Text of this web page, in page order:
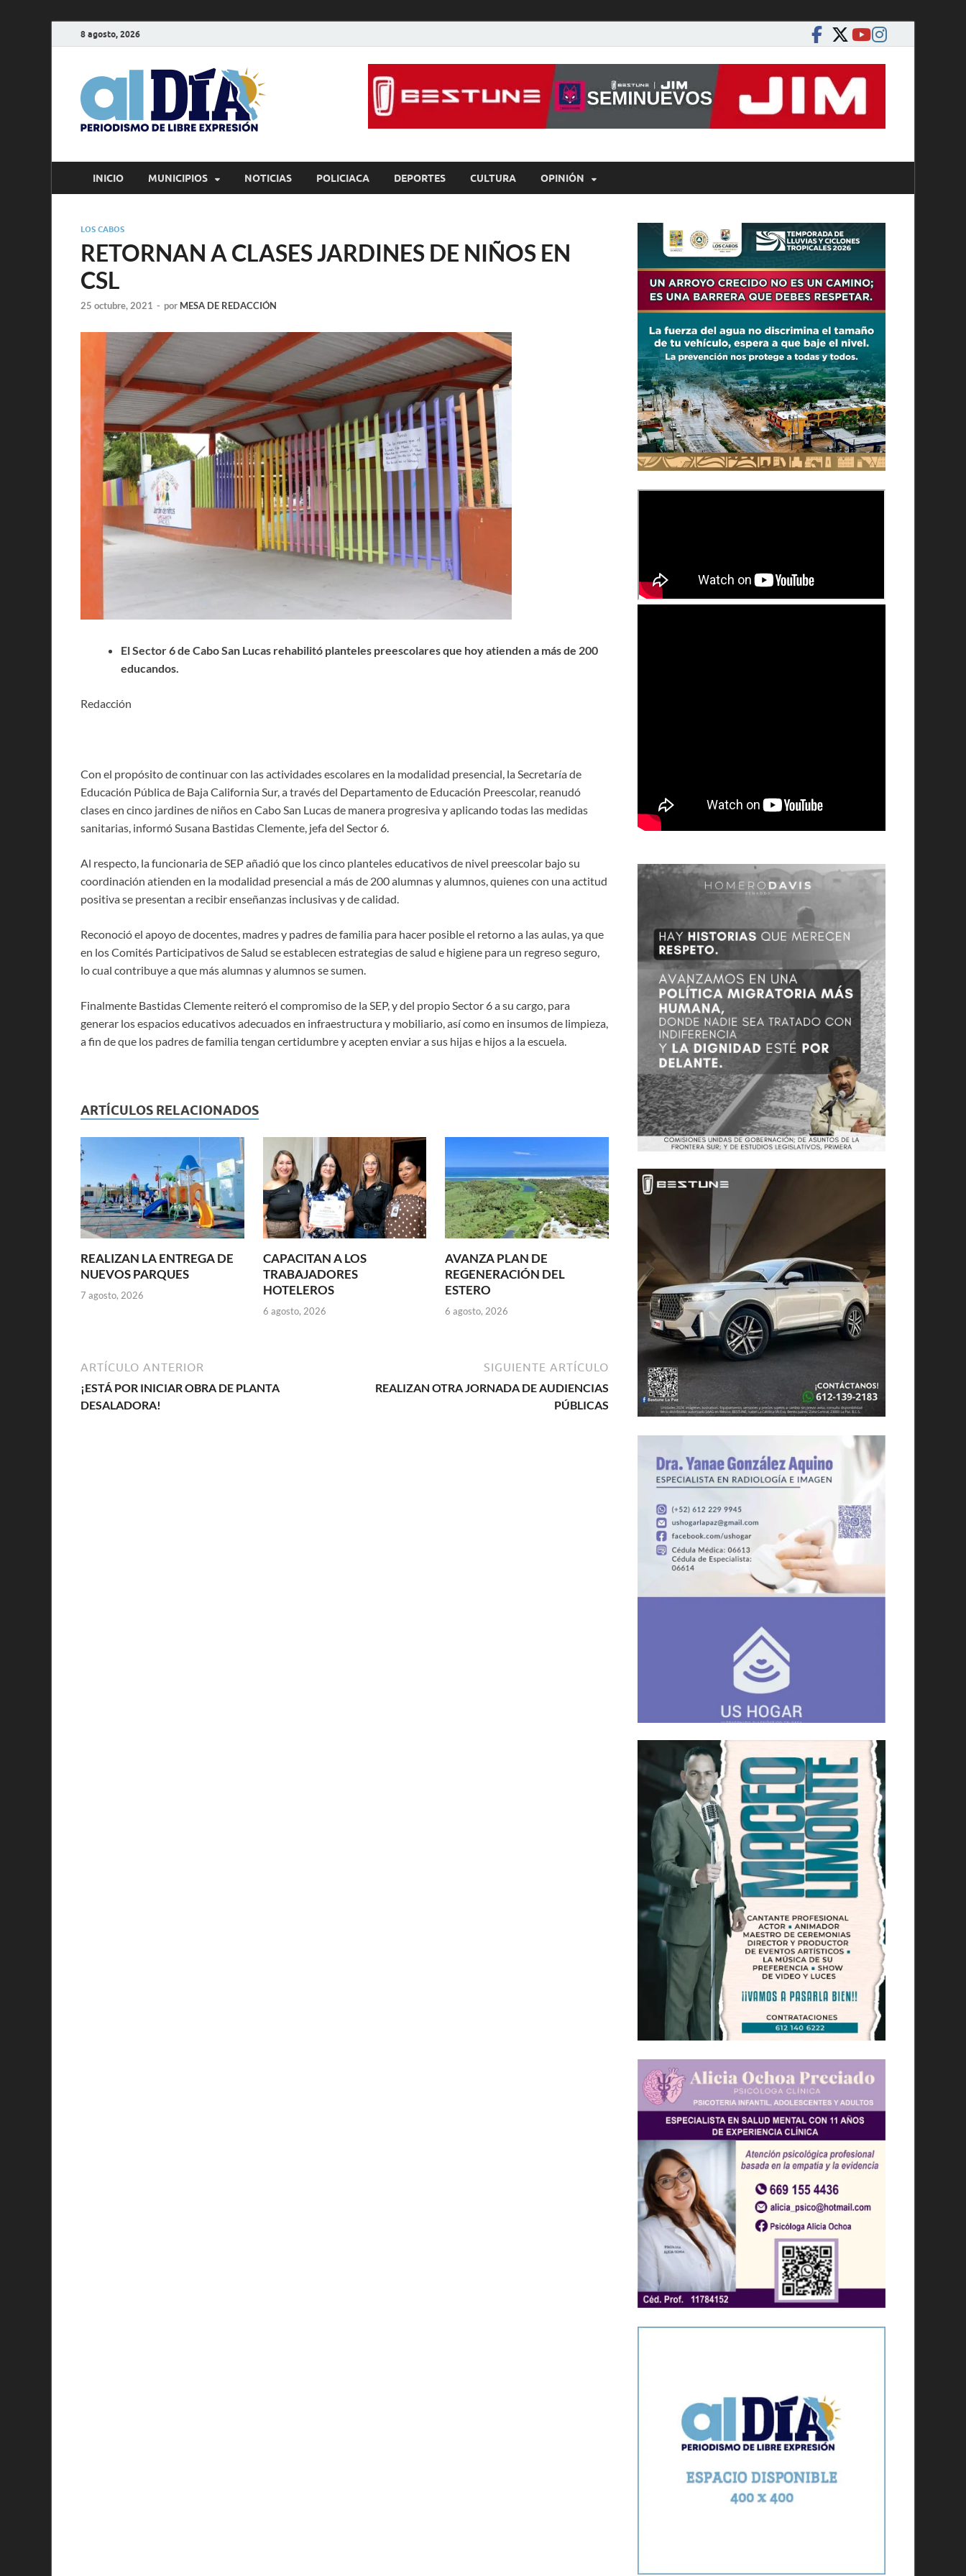
8 agosto, 2026
alDíaBCS
Periodismo de libre expresión
INICIO MUNICIPIOS NOTICIAS POLICIACA DEPORTES CULTURA OPINIÓN
LOS CABOS
RETORNAN A CLASES JARDINES DE NIÑOS EN
CSL
25 octubre, 2021 - por MESA DE REDACCIÓN
El Sector 6 de Cabo San Lucas rehabilitó planteles preescolares que hoy atienden a más de 200
educandos.
Redacción
Con el propósito de continuar con las actividades escolares en la modalidad presencial, la Secretaría de
Educación Pública de Baja California Sur, a través del Departamento de Educación Preescolar, reanudó
clases en cinco jardines de niños en Cabo San Lucas de manera progresiva y aplicando todas las medidas
sanitarias, informó Susana Bastidas Clemente, jefa del Sector 6.
Al respecto, la funcionaria de SEP añadió que los cinco planteles educativos de nivel preescolar bajo su
coordinación atienden en la modalidad presencial a más de 200 alumnas y alumnos, quienes con una actitud
positiva se presentan a recibir enseñanzas inclusivas y de calidad.
Reconoció el apoyo de docentes, madres y padres de familia para hacer posible el retorno a las aulas, ya que
en los Comités Participativos de Salud se establecen estrategias de salud e higiene para un regreso seguro,
lo cual contribuye a que más alumnas y alumnos se sumen.
Finalmente Bastidas Clemente reiteró el compromiso de la SEP, y del propio Sector 6 a su cargo, para
generar los espacios educativos adecuados en infraestructura y mobiliario, así como en insumos de limpieza,
a fin de que los padres de familia tengan certidumbre y acepten enviar a sus hijas e hijos a la escuela.
ARTÍCULOS RELACIONADOS
REALIZAN LA ENTREGA DE
NUEVOS PARQUES
7 agosto, 2026
CAPACITAN A LOS
TRABAJADORES
HOTELEROS
6 agosto, 2026
AVANZA PLAN DE
REGENERACIÓN DEL
ESTERO
6 agosto, 2026
ARTÍCULO ANTERIOR
¡ESTÁ POR INICIAR OBRA DE PLANTA
DESALADORA!
SIGUIENTE ARTÍCULO
REALIZAN OTRA JORNADA DE AUDIENCIAS
PÚBLICAS